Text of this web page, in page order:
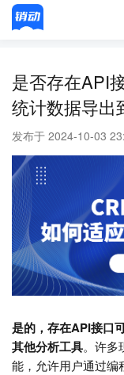
是否存在API
统计数据导出
发布于 2024-10-03
是的，存在API接口
其他分析工具。许多
能，允许用户通过编